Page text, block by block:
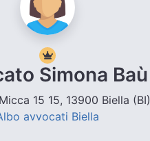
Simona Baù
15 15, 13900 Biella (BI)
avvocati Biella